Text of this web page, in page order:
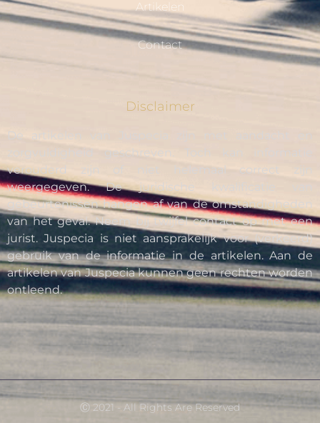
Artikelen
Contact
Disclaimer
De artikelen van Juspecia zijn met aandacht en
zorgvuldigheid geschreven. Toch kan informatie
verouderd zijn of niet helemaal correct zijn
weergegeven. De juridische kwalificatie van
gebeurtenissen hangen af van de omstandigheden
van het geval. Neem bij twijfel contact op met een
jurist. Juspecia is niet aansprakelijk voor (verkeerd)
gebruik van de informatie in de artikelen. Aan de
artikelen van Juspecia kunnen geen rechten worden
ontleend.
Ⓒ 2021 - All Rights Are Reserved